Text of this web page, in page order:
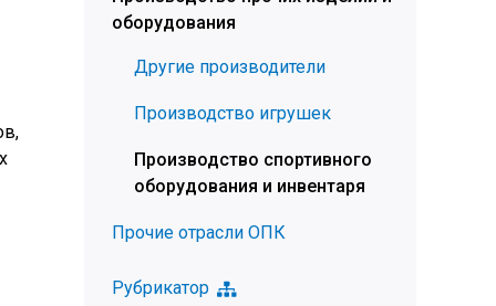
оборудования
Другие производители
Производство игрушек
Производство спортивного
оборудования и инвентаря
Прочие отрасли ОПК
Рубрикатор